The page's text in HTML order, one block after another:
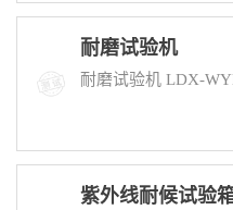
耐磨试验机
耐磨试验机 LDX-
紫外线耐候试验